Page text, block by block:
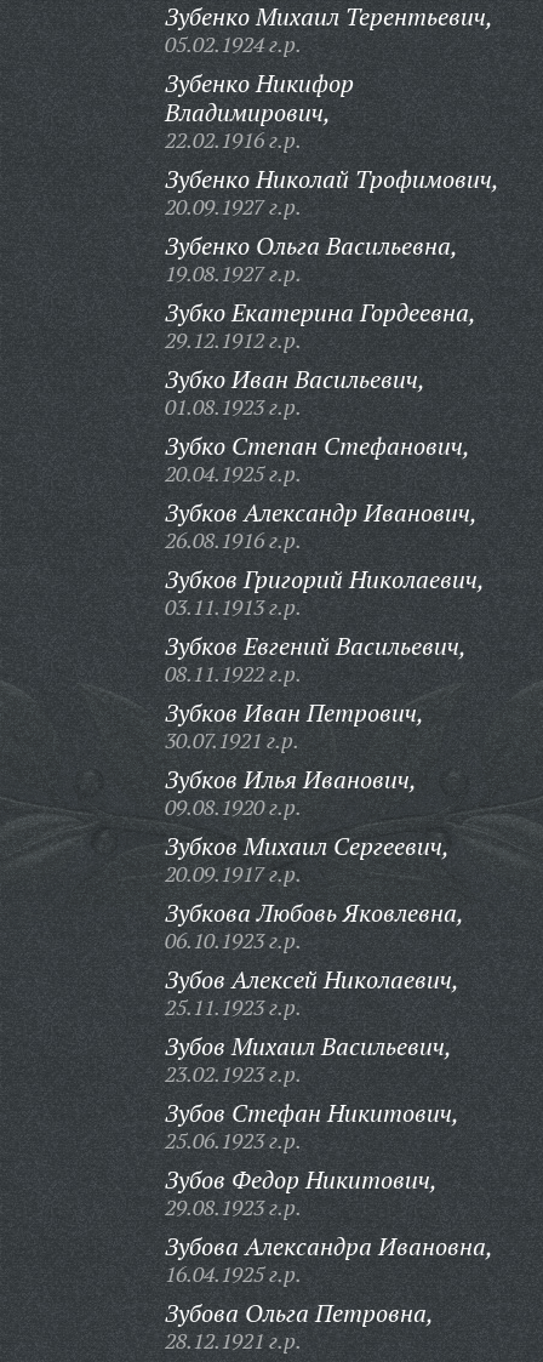
Зубенко Михаил Терентьевич,
05.02.1924 г.р.
Зубенко Никифор
Владимирович,
22.02.1916 г.р.
Зубенко Николай Трофимович,
20.09.1927 г.р.
Зубенко Ольга Васильевна,
19.08.1927 г.р.
Зубко Екатерина Гордеевна,
29.12.1912 г.р.
Зубко Иван Васильевич,
01.08.1923 г.р.
Зубко Степан Стефанович,
20.04.1925 г.р.
Зубков Александр Иванович,
26.08.1916 г.р.
Зубков Григорий Николаевич,
03.11.1913 г.р.
Зубков Евгений Васильевич,
08.11.1922 г.р.
Зубков Иван Петрович,
30.07.1921 г.р.
Зубков Илья Иванович,
09.08.1920 г.р.
Зубков Михаил Сергеевич,
20.09.1917 г.р.
Зубкова Любовь Яковлевна,
06.10.1923 г.р.
Зубов Алексей Николаевич,
25.11.1923 г.р.
Зубов Михаил Васильевич,
23.02.1923 г.р.
Зубов Стефан Никитович,
25.06.1923 г.р.
Зубов Федор Никитович,
29.08.1923 г.р.
Зубова Александра Ивановна,
16.04.1925 г.р.
Зубова Ольга Петровна,
28.12.1921 г.р.